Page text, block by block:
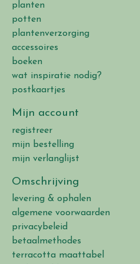
planten
potten
plantenverzorging
accessoires
boeken
wat inspiratie nodig?
postkaartjes
Mijn account
registreer
mijn bestelling
mijn verlanglijst
Omschrijving
levering & ophalen
algemene voorwaarden
privacybeleid
betaalmethodes
terracotta maattabel